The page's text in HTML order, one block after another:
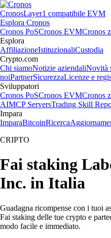
CronosLayer1 compatibile EVM
Esplora Cronos
Cronos PoSCronos EVMCronos
Esplora
AffiliazioneIstituzionaliCustodia
Crypto.com
Chi siamoNotizie aziendaliNovità
noiPartnerSicurezzaLicenze e
Sviluppatori
Cronos PoSCronos EVMCronos
AIMCP ServersTrading Skill
Impara
ImparaBitcoinRicerca
CRIPTO
Fai staking
Inc. in Italia
Guadagna ricompense con i tuoi
Fai staking delle tue crypto e
modo facile e immediato.